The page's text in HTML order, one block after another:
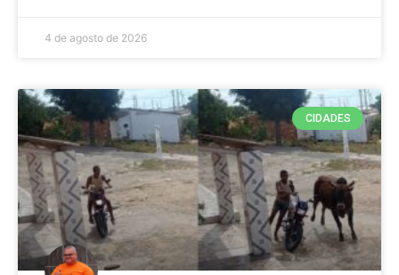
4 de agosto de 2026
CIDADES